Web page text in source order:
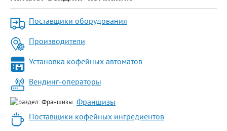
Поставщики оборудования
Производители
Установка кофейных автоматов
Вендинг-операторы
Франшизы
Поставщики кофейных ингредиентов